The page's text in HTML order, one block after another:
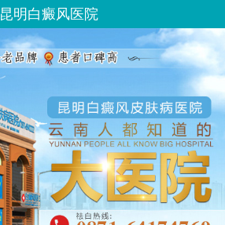
昆明白癜风医院